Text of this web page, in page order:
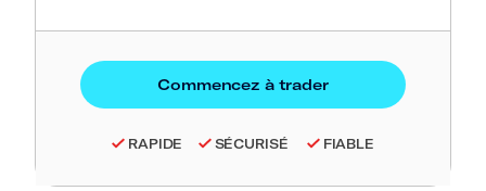
RAPIDE SÉCURISÉ FIABLE